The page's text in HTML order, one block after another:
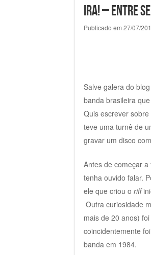
Ira! – Entre
Publicado em 27/07/
Salve galera do
banda brasileira
Quis escrever
teve uma turnê de
gravar um disco
Antes de começar
tenha ouvido falar.
ele que criou o riff
Outra curiosidade
mais de 20 anos)
coincidentemente
banda em 1984.